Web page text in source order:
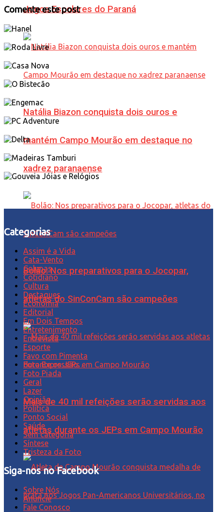
Jogos Escolares do Paraná
Natália Biazon conquista dois ouros e
mantém Campo Mourão em destaque no
xadrez paranaense
Bolão: Nos preparativos para o Jocopar,
atletas do SinConCam são campeões
Mais de 40 mil refeições serão servidas aos
atletas durante os JEPs em Campo Mourão
Comente este post
Categorias
Assim é a Vida
Cata-Vento
Colunas
Cotidiano
Cultura
Destaques
Economia
Editorial
Em Dois Tempos
Entretenimento
Entrevista
Esporte
Favo com Pimenta
Foto Expressão…
Foto Piada
Geral
Lazer
Opinião
Política
Ponto Social
Saúde
Sem categoria
Síntese
Tristeza da Foto
Siga-nos no Facebook
Sobre Nós
Anuncie
Fale Conosco